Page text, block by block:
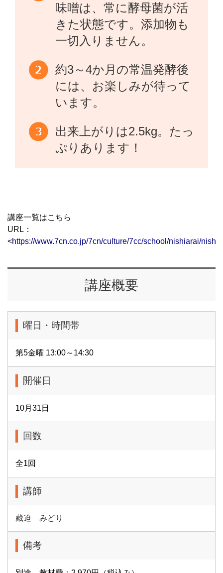
味噌は、常に酵母菌が活
きた状態です。添加物も
一切入りません。
約3～4か月の常温発酵後
には、お楽しみが待って
います。
出来上がりは2.5kg。たっ
ぷりあります！
講座一覧はこちら
URL：
<https://www.7cn.co.jp/7cn/culture/7cc/school/nishiarai/
講座概要
曜日・時間帯
第5金曜 13:00～14:30
開催日
10月31日
回数
全1回
講師
藏迫 みどり
備考